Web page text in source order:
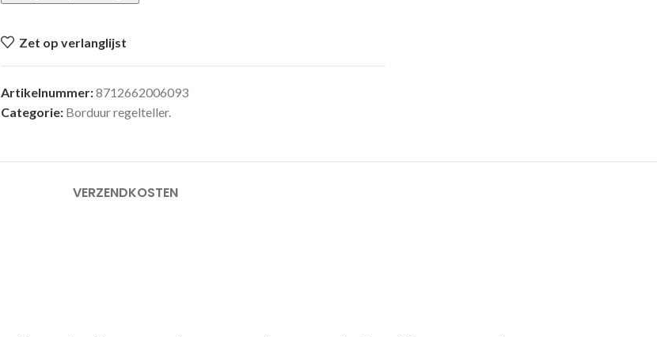
Zet op verlanglijst
Artikelnummer:8712662006093
Categorie: Borduur regelteller.
VERZENDKOSTEN